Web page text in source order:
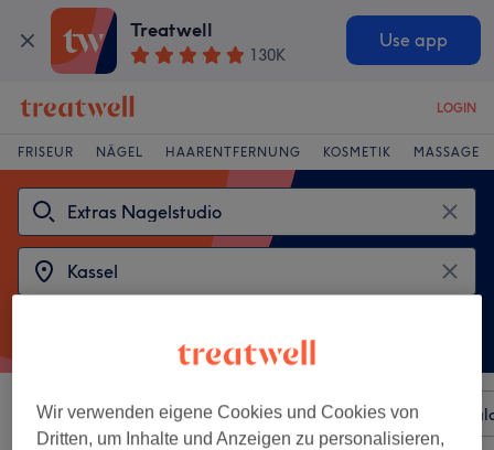
Treatwell
130K
Use app
LOGIN
FRISEUR NÄGEL HAARENTFERNUNG KOSMETIK MASSAGE
Sortieren nach Beliebiger Preis Besonderheiten
Wir verwenden eigene Cookies und Cookies von
Dritten, um Inhalte und Anzeigen zu personalisieren,